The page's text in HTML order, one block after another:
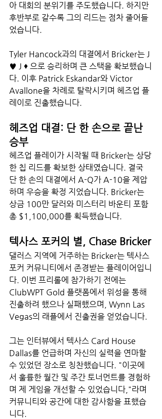
아 대회의 분위기를 주도했습니다. 하지만
후반부로 갈수록 그의 리드는 점차 줄어들
었습니다.
Tyler Hancock과의 대결에서 Bricker는 J
♥ J ♦ 으로 승리하며 큰 스택을 확보했습니
다. 이후 Patrick Eskandar와 Victor
Avallone을 차례로 탈락시키며 헤즈업 플
레이로 진출했습니다.
헤즈업 대결: 단 한 손으로 끝난
승부
헤즈업 플레이가 시작될 때 Bricker는 상당
한 칩 리드를 확보한 상태였습니다. 결국
단 한 손의 대결에서 A-Q가 A-10을 제압
하며 우승을 확정 지었습니다. Bricker는
상금 100만 달러와 미스터리 바운티 포함
총 $1,100,000를 획득했습니다.
텍사스 포커의 별, Chase Bricker
댈러스 지역에 거주하는 Bricker는 텍사스
포커 커뮤니티에서 존경받는 플레이어입니
다. 이번 프리롤에 참가하기 전에는
ClubWPT Gold 플랫폼에서 위성을 통해
진출하려 했으나 실패했으며, Wynn Las
Vegas의 래플에서 진출권을 얻었습니다.
그는 인터뷰에서 텍사스 Card House
Dallas를 언급하며 자신의 실력을 연마할
수 있었던 장소로 칭찬했습니다. "이곳에
서 훌륭한 월간 및 주간 토너먼트를 경험하
며 제 게임을 개선할 수 있었습니다,"라며
커뮤니티와 공간에 대한 감사함을 표했습
니다.